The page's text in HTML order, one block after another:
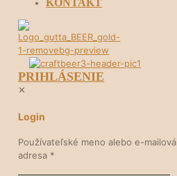
KONTAKT
PRIHLÁSENIE
✕
Login
Používateľské meno alebo e-mailová
adresa *